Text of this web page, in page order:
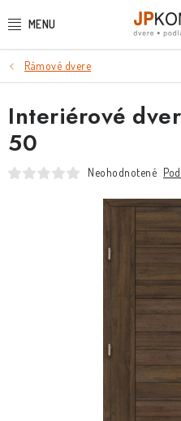
na
PODLAHY
DVERE A ZÁRUBNE
DVERE
Referencie
Rámové dvere
Interiérové
50
Neohodnotené